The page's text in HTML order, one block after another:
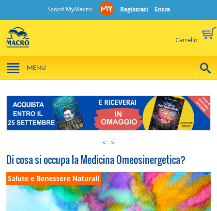
Scopri MyMacro: Registrati Entra
Carrello
MENU
< >
Di cosa si occupa la Medicina Omeosinergetica?
Salute e Benessere Naturali